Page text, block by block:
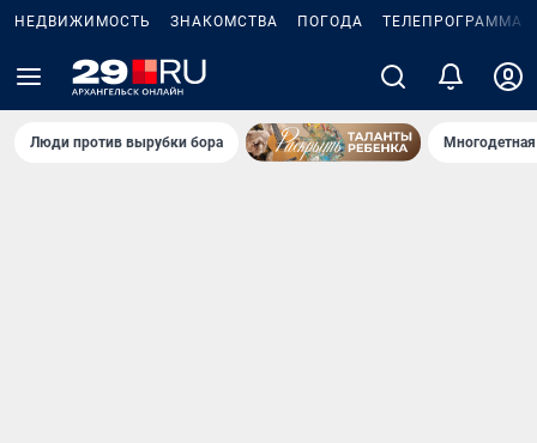
НЕДВИЖИМОСТЬ ЗНАКОМСТВА ПОГОДА ТЕЛЕПРОГРАММА
Люди против вырубки бора